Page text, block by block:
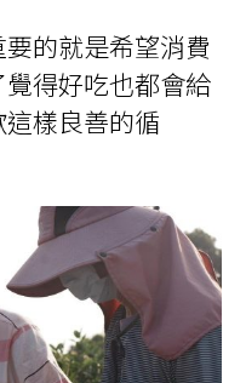
的就是希望消費
得好吃也都會給
樣良善的循